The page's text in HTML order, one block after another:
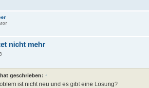
nicht mehr
hat geschrieben: ↑
ist nicht neu und es gibt eine Lösung?